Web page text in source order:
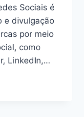
Sociais é
e divulgação
por meio
como
LinkedIn,…